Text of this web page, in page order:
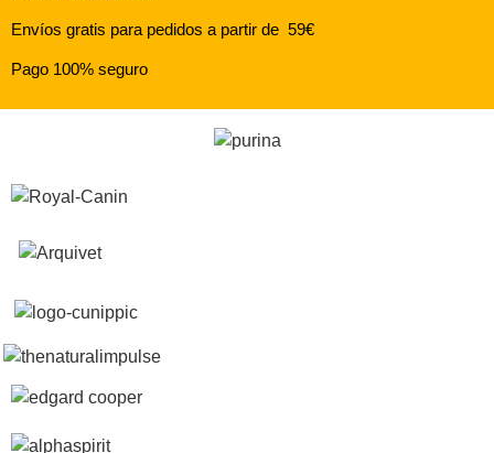
Envíos gratis para pedidos a partir de 59€
Pago 100% seguro